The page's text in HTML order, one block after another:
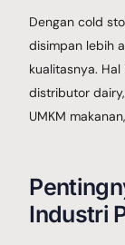
Dengan cold
disimpan lebih
kualitasnya.
distributor
UMKM
Industri